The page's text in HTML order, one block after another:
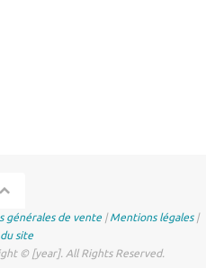
générales de vente|Mentions légales|
site
© [year]. All Rights Reserved.